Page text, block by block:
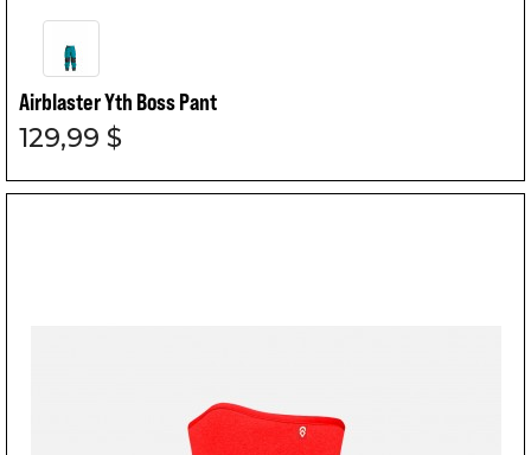
Airblaster Yth Boss Pant
129,99 $